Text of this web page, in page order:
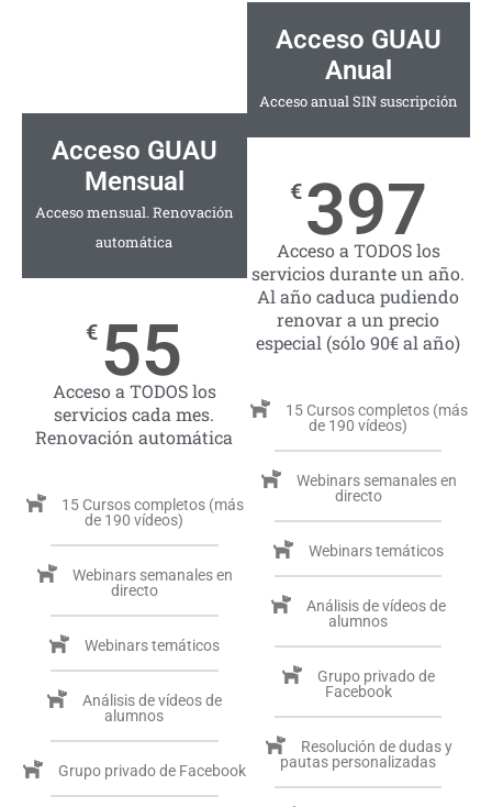
Acceso GUAU
Mensual
Acceso mensual. Renovación
automática
€ 55
Acceso a TODOS los
servicios cada mes.
Renovación automática
15 Cursos completos (más
de 190 vídeos)
Webinars semanales en
directo
Webinars temáticos
Análisis de vídeos de
alumnos
Grupo privado de Facebook
Acceso GUAU
Anual
Acceso anual SIN suscripción
€ 397
Acceso a TODOS los
servicios durante un año.
Al año caduca pudiendo
renovar a un precio
especial (sólo 90€ al año)
15 Cursos completos (más
de 190 vídeos)
Webinars semanales en
directo
Webinars temáticos
Análisis de vídeos de
alumnos
Grupo privado de
Facebook
Resolución de dudas y
pautas personalizadas